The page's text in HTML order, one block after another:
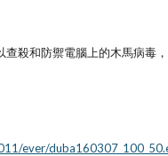
殺和防禦電腦上的木馬病毒，
ever/